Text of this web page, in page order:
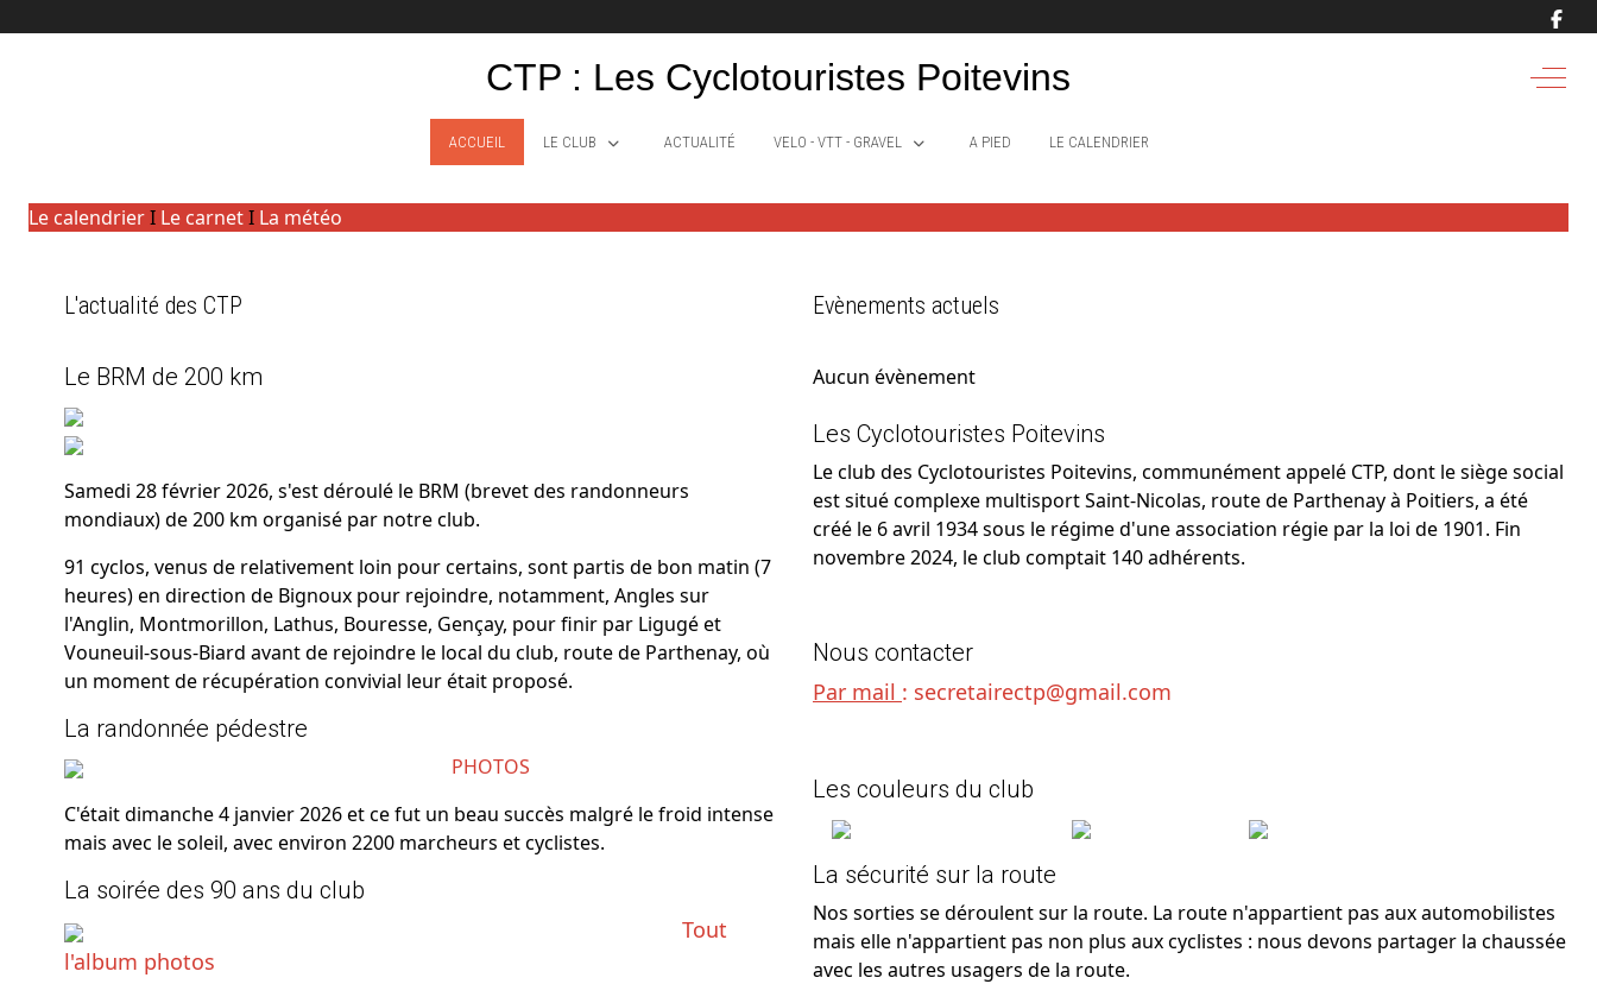
CTP : Les Cyclotouristes Poitevins Off-
ACCUEIL LE CLUB ACTUALITÉ VELO - VTT - GRAVEL A PIED LE CALENDRIER
Le calendrierI Le carnetI La météo
L'actualité des CTP
Le BRM de 200 km
Samedi 28 février 2026, s'est déroulé le BRM (brevet des randonneurs
mondiaux) de 200 km organisé par notre club.
91 cyclos, venus de relativement loin pour certains, sont partis de bon matin (7
heures) en direction de Bignoux pour rejoindre, notamment, Angles sur
l'Anglin, Montmorillon, Lathus, Bouresse, Gençay, pour finir par Ligugé et
Vouneuil-sous-Biard avant de rejoindre le local du club, route de Parthenay, où
un moment de récupération convivial leur était proposé.
La randonnée pédestre
PHOTOS
C'était dimanche 4 janvier 2026 et ce fut un beau succès malgré le froid intense
mais avec le soleil, avec environ 2200 marcheurs et cyclistes.
La soirée des 90 ans du club
Tout
l'album photos
Evènements actuels
Aucun évènement
Les Cyclotouristes Poitevins
Le club des Cyclotouristes Poitevins, communément appelé CTP, dont le siège social
est situé complexe multisport Saint-Nicolas, route de Parthenay à Poitiers, a été
créé le 6 avril 1934 sous le régime d'une association régie par la loi de 1901. Fin
novembre 2024, le club comptait 140 adhérents.
Nous contacter
Par mail : secretairectp@gmail.com
Les couleurs du club
La sécurité sur la route
Nos sorties se déroulent sur la route. La route n'appartient pas aux automobilistes
mais elle n'appartient pas non plus aux cyclistes : nous devons partager la chaussée
avec les autres usagers de la route.